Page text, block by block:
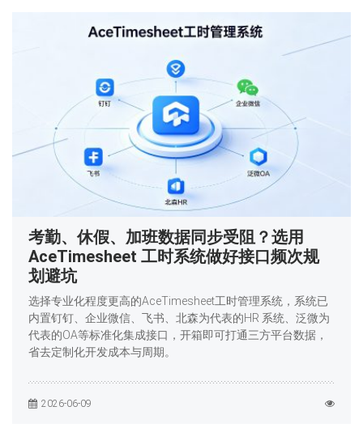
考勤、休假、加班数据同步受阻？选用
AceTimesheet 工时系统做好接口频次规
划避坑
选择专业化程度更高的AceTimesheet工时管理系统，系统已
内置钉钉、企业微信、飞书、北森为代表的HR 系统、泛微为
代表的OA等标准化集成接口，开箱即可打通三方平台数据，
省去定制化开发成本与周期。
2026-06-09